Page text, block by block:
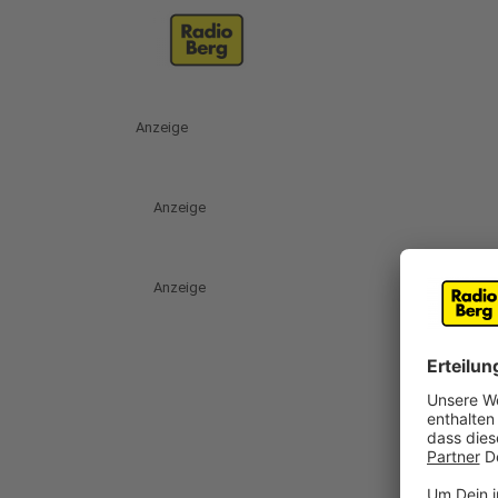
Anzeige
Anzeige
Anzeige